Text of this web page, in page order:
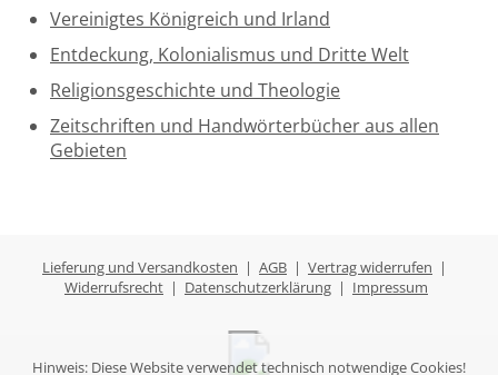
Hinweis: Diese Website verwendet technisch notwendige Cookies!
Vereinigtes Königreich und Irland
Entdeckung, Kolonialismus und Dritte Welt
Religionsgeschichte und Theologie
Zeitschriften und Handwörterbücher aus allen
Gebieten
Lieferung und Versandkosten | AGB | Vertrag widerrufen |
Widerrufsrecht | Datenschutzerklärung | Impressum